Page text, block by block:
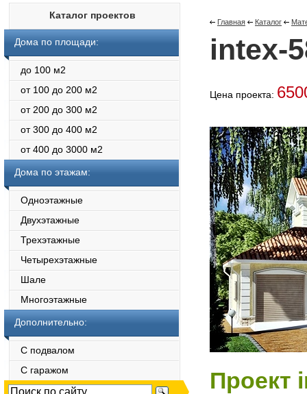
Каталог проектов
Дома по площади:
до 100 м2
от 100 до 200 м2
от 200 до 300 м2
от 300 до 400 м2
от 400 до 3000 м2
Дома по этажам:
Одноэтажные
Двухэтажные
Трехэтажные
Четырехэтажные
Шале
Многоэтажные
Дополнительно:
С подвалом
С гаражом
Главная Каталог
intex-
Цена проекта:
Проект